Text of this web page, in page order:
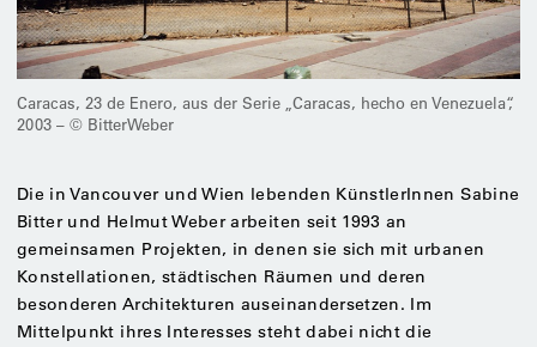
Caracas, 23 de Enero, aus der Serie „Caracas, hecho en Venezuela“,
2003 – © BitterWeber
Die in Vancouver und Wien lebenden KünstlerInnen Sabine
Bitter und Helmut Weber arbeiten seit 1993 an
gemeinsamen Projekten, in denen sie sich mit urbanen
Konstellationen, städtischen Räumen und deren
besonderen Architekturen auseinandersetzen. Im
Mittelpunkt ihres Interesses steht dabei nicht die